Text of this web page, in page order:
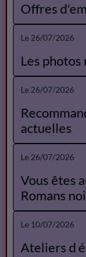
Offres
Le 26/07/2026
Les
Le 26/07/2026
actuelles
Le 26/07/2026
Vous êtes
Romans noirs
Catalogue
Le 10/07/2026
Ateliers d